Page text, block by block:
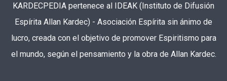
KARDECPEDIA pertenece al IDEAK (Instituto de Difusión
Espírita Allan Kardec) - Asociación Espírita sin ánimo de
lucro, creada con el objetivo de promover Espiritismo para
el mundo, según el pensamiento y la obra de Allan Kardec.